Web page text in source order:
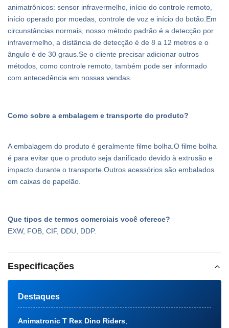
animatrônicos: sensor infravermelho, início do controle remoto,
início operado por moedas, controle de voz e início do botão.Em
circunstâncias normais, nosso método padrão é a detecção por
infravermelho, a distância de detecção é de 8 a 12 metros e o
ângulo é de 30 graus.Se o cliente precisar adicionar outros
métodos, como controle remoto, também pode ser informado
com antecedência em nossas vendas.
Como sobre a embalagem e transporte do produto?
A embalagem do produto é geralmente filme bolha.O filme bolha
é para evitar que o produto seja danificado devido à extrusão e
impacto durante o transporte.Outros acessórios são embalados
em caixas de papelão.
Que tipos de termos comerciais você oferece?
EXW, FOB, CIF, DDU, DDP.
Especificações
Destaques
Animatronic T Rex Dino Riders